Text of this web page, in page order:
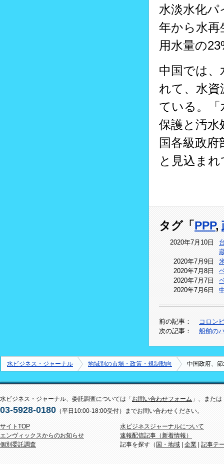
水淡水化
年から水再
用水量の
中国では、
れて、水資
ている。「
保護と汚水
国各級政
と見込ま
タグ「PPP,
2020年7月10日
2020年7月9日
2020年7月8日
2020年7月7日
2020年7月6日
前の記事：
コロン
次の記事：
船舶の
水ビジネス・ジャーナル 地域別の市場・政策・規制動向 中国政府、
水ビジネス・ジャーナル、委託調査については「お問い合わせフォーム 」、または
03-5928-0180 （平日10:00-18:00受付）までお問い合わせください。
サイトTOP
エンヴィックスからのお知らせ
個別委託調査
水ビジネスジャーナルについて
速報配信記事（新着情報）
記事を探す（ 国・地域 | 企業 | 記事テ